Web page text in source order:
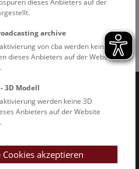
BlueskyInstagram
YoutubeLinkedInGoogle
© 2026
dieses Anbieters auf der
archive
von cba werden keine
dieses Anbieters auf der Website
3D Modell
werden keine 3D
Anbieters auf der Website
akzeptieren